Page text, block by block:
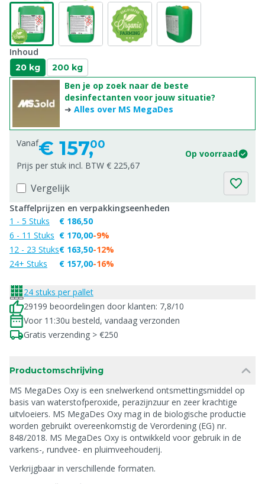
Inhoud
20 kg 200 kg
Ben je op zoek naar de beste
desinfectanten voor jouw situatie?
➜ Alles over MS MegaDes
Vanaf€ 157,00
Op voorraad
Prijs per stuk incl. BTW € 225,67
Vergelijk
Staffelprijzen en verpakkingseenheden
1 - 5 Stuks
6 - 11 Stuks
12 - 23 Stuks
24+ Stuks
€ 186,50
€ 170,00
€ 163,50
€ 157,00
-9%
-12%
-16%
24 stuks per pallet
29199 beoordelingen door klanten: 7,8/10
Voor 11:30u besteld, vandaag verzonden
Gratis verzending > €250
Productomschrijving
MS MegaDes Oxy is een snelwerkend ontsmettingsmiddel op
basis van waterstofperoxide, perazijnzuur en zeer krachtige
uitvloeiers. MS MegaDes Oxy mag in de biologische productie
worden gebruikt overeenkomstig de Verordening (EG) nr.
848/2018. MS MegaDes Oxy is ontwikkeld voor gebruik in de
varkens-, rundvee- en pluimveehouderij.
Verkrijgbaar in verschillende formaten.